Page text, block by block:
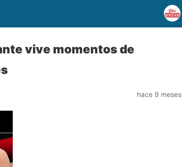
vive momentos de
hace 9 meses